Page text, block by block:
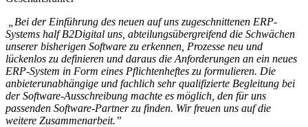
„Bei der Einführung des neuen auf uns zugeschnittenen ERP-
Systems half B2Digital uns, abteilungsübergreifend die Schwächen
unserer bisherigen Software zu erkennen, Prozesse neu und
lückenlos zu definieren und daraus die Anforderungen an ein neues
ERP-System in Form eines Pflichtenheftes zu formulieren. Die
anbieterunabhängige und fachlich sehr qualifizierte Begleitung bei
der Software-Ausschreibung machte es möglich, den für uns
passenden Software-Partner zu finden. Wir freuen uns auf die
weitere Zusammenarbeit.”